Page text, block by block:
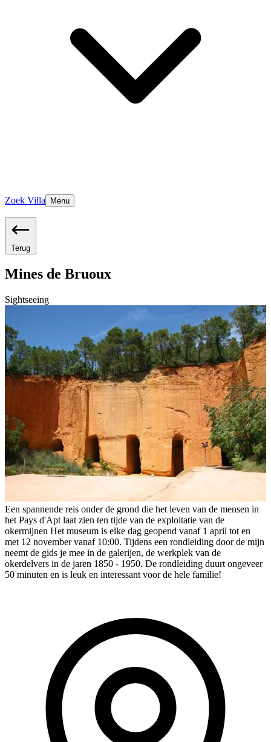
Zoek Villa Menu
Terug
Mines de Bruoux
Sightseeing
Een spannende reis onder de grond die het leven van de mensen in
het Pays d'Apt laat zien ten tijde van de exploitatie van de
okermijnen Het museum is elke dag geopend vanaf 1 april tot en
met 12 november vanaf 10:00. Tijdens een rondleiding door de mijn
neemt de gids je mee in de galerijen, de werkplek van de
okerdelvers in de jaren 1850 - 1950. De rondleiding duurt ongeveer
50 minuten en is leuk en interessant voor de hele familie!